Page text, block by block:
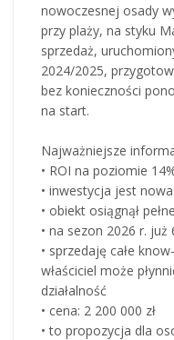
nowoczesnej osady
przy plaży, na styku
sprzedaż,
2024/2025,
bez konieczności
na start.
Najważniejsze
• ROI na poziomie
• inwestycja jest
• obiekt osiągnął
• na sezon 2026 r.
• sprzedaję całe
właściciel może
działalność
• cena: 2 200 000 zł
• to propozycja dla